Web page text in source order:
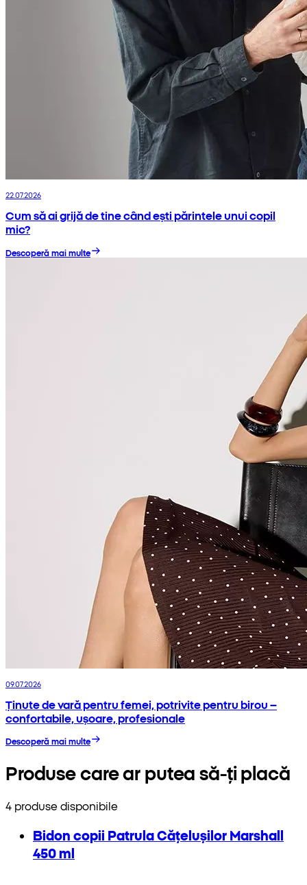
22.07.2026
Cum să ai grijă de tine când ești părintele unui copil
mic?
Descoperă mai multe
09.07.2026
Ținute de vară pentru femei, potrivite pentru birou –
confortabile, ușoare, profesionale
Descoperă mai multe
Produse care ar putea să-ți placă
4 produse disponibile
Bidon copii Patrula Cățelușilor Marshall
450 ml